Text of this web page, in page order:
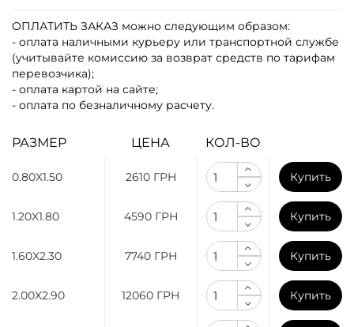
ОПЛАТИТЬ ЗАКАЗ можно следующим образом:
- оплата наличными курьеру или транспортной службе
(учитывайте комиссию за возврат средств по тарифам
перевозчика);
- оплата картой на сайте;
- оплата по безналичному расчету.
РАЗМЕР ЦЕНА КОЛ-ВО
0.80X1.50 2610 ГРН Купить
1.20X1.80 4590 ГРН Купить
1.60X2.30 7740 ГРН Купить
2.00X2.90 12060 ГРН Купить